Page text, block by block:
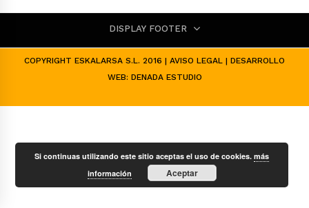
DISPLAY FOOTER
COPYRIGHT ESKALARSA S.L. 2016 | AVISO LEGAL | DESARROLLO
WEB: DENADA ESTUDIO
Si continuas utilizando este sitio aceptas el uso de cookies.más
información
Aceptar